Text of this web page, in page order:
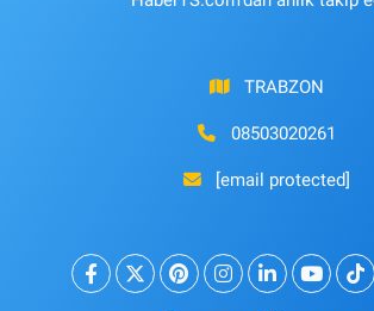
TRABZON
08503020261
[email protected]